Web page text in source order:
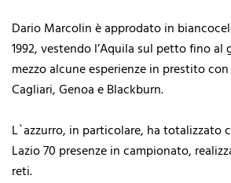
Dario Marcolin è approdato in
1992, vestendo l’Aquila sul petto fino al
mezzo alcune esperienze in prestito
Cagliari, Genoa e Blackburn.
L`azzurro, in particolare, ha totalizzato
Lazio 70 presenze in campionato,
reti.